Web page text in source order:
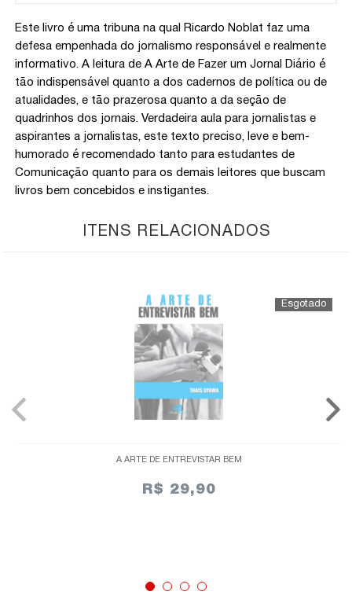
Este livro é uma tribuna na qual Ricardo Noblat faz uma
defesa empenhada do jornalismo responsável e realmente
informativo. A leitura de A Arte de Fazer um Jornal Diário é
tão indispensável quanto a dos cadernos de política ou de
atualidades, e tão prazerosa quanto a da seção de
quadrinhos dos jornais. Verdadeira aula para jornalistas e
aspirantes a jornalistas, este texto preciso, leve e bem-
humorado é recomendado tanto para estudantes de
Comunicação quanto para os demais leitores que buscam
livros bem concebidos e instigantes.
ITENS RELACIONADOS
A ARTE DE ENTREVISTAR BEM
R$ 29,90